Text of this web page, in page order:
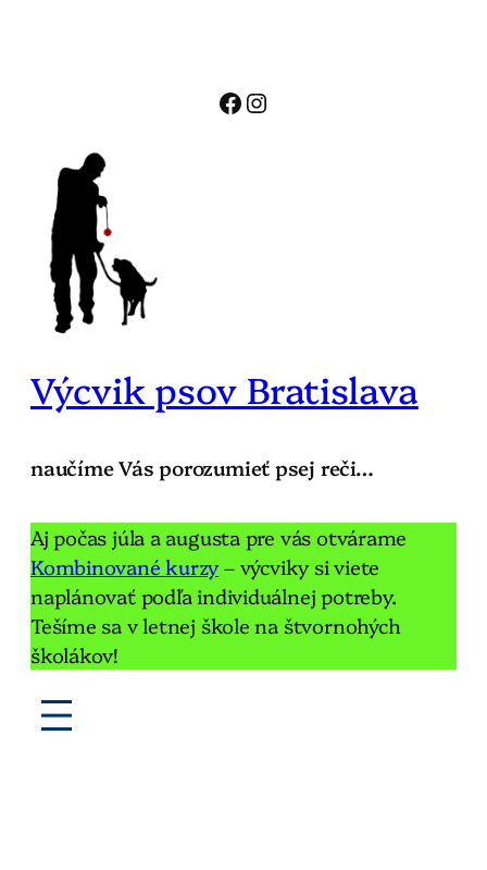
Facebook
Instagram
Výcvik psov Bratislava
naučíme Vás porozumieť psej reči…
Aj počas júla a augusta pre vás otvárame
Kombinované kurzy– výcviky si viete
naplánovať podľa individuálnej potreby.
Tešíme sa v letnej škole na štvornohých
školákov!